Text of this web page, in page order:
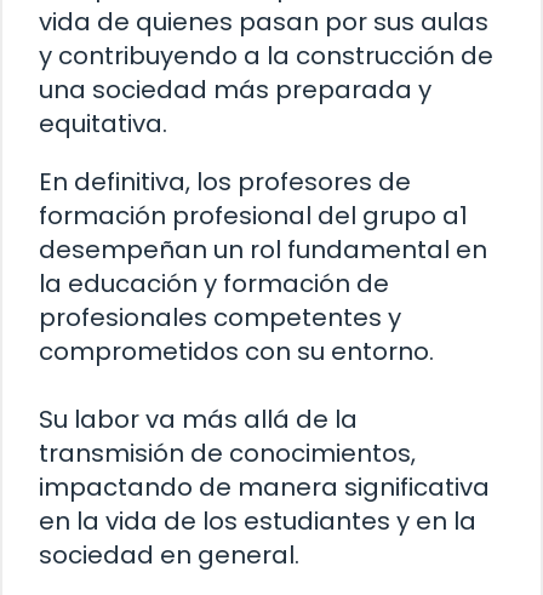
vida de quienes pasan por sus aulas
y contribuyendo a la construcción de
una sociedad más preparada y
equitativa.
En definitiva, los profesores de
formación profesional del grupo a1
desempeñan un rol fundamental en
la educación y formación de
profesionales competentes y
comprometidos con su entorno.
Su labor va más allá de la
transmisión de conocimientos,
impactando de manera significativa
en la vida de los estudiantes y en la
sociedad en general.